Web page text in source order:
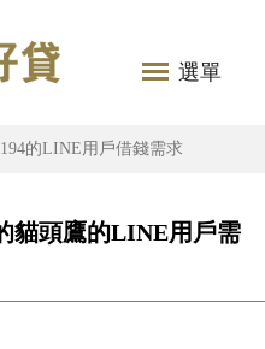
選單
的LINE用戶借錢需求
貓頭鷹的LINE用戶需